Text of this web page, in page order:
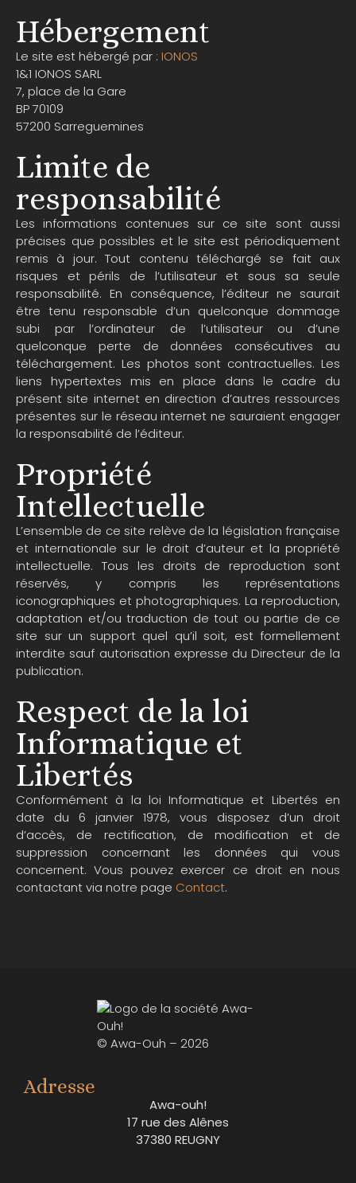
Hébergement
Le site est hébergé par : IONOS
1&1 IONOS SARL
7, place de la Gare
BP 70109
57200 Sarreguemines
Limite de
responsabilité
Les informations contenues sur ce site sont aussi
précises que possibles et le site est périodiquement
remis à jour. Tout contenu téléchargé se fait aux
risques et périls de l’utilisateur et sous sa seule
responsabilité. En conséquence, l’éditeur ne saurait
être tenu responsable d’un quelconque dommage
subi par l’ordinateur de l’utilisateur ou d’une
quelconque perte de données consécutives au
téléchargement. Les photos sont contractuelles. Les
liens hypertextes mis en place dans le cadre du
présent site internet en direction d’autres ressources
présentes sur le réseau internet ne sauraient engager
la responsabilité de l’éditeur.
Propriété
Intellectuelle
L’ensemble de ce site relève de la législation française
et internationale sur le droit d’auteur et la propriété
intellectuelle. Tous les droits de reproduction sont
réservés, y compris les représentations
iconographiques et photographiques. La reproduction,
adaptation et/ou traduction de tout ou partie de ce
site sur un support quel qu’il soit, est formellement
interdite sauf autorisation expresse du Directeur de la
publication.
Respect de la loi
Informatique et
Libertés
Conformément à la loi Informatique et Libertés en
date du 6 janvier 1978, vous disposez d’un droit
d’accès, de rectification, de modification et de
suppression concernant les données qui vous
concernent. Vous pouvez exercer ce droit en nous
contactant via notre page Contact.
© Awa-Ouh – 2026
Adresse
Awa-ouh!
17 rue des Alênes
37380 REUGNY